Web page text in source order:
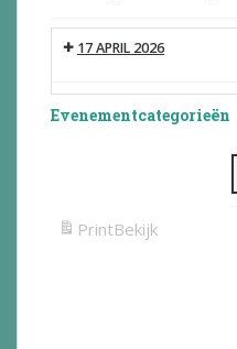
17 APRIL 2026
Evenementcategorieën
PrintBekijk